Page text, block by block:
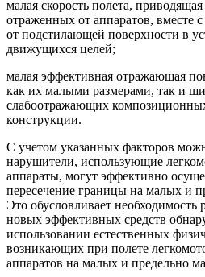
малая скорость полета,
отраженных от аппаратов,
от подстилающей поверхности в
движущихся целей;
малая эффективная отражающая
как их малыми размерами, так и
слабоотражающих
конструкции.
С учетом указанных факторов
нарушители, использующие
аппараты, могут эффективно
пересечение границы на малых и
Это обусловливает необходимость
новых эффективных средств
использовании естественных
возникающих при полете
аппаратов на малых и предельно